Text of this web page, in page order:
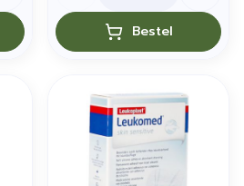
Bestel